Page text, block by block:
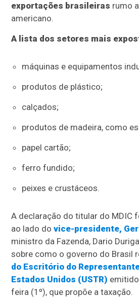
exportações brasileiras rumo
americano.
A lista dos setores mais
máquinas e equipamentos
produtos de plástico;
calçados;
produtos de madeira, como
papel cartão;
ferro fundido;
peixes e crustáceos.
A declaração do titular do MDIC
ao lado dovice-presidente,
ministro da Fazenda, Dario
sobre como o governo do Brasil
do Escritório do
Estados Unidos (USTR)
feira (1º), que propõe a taxação.